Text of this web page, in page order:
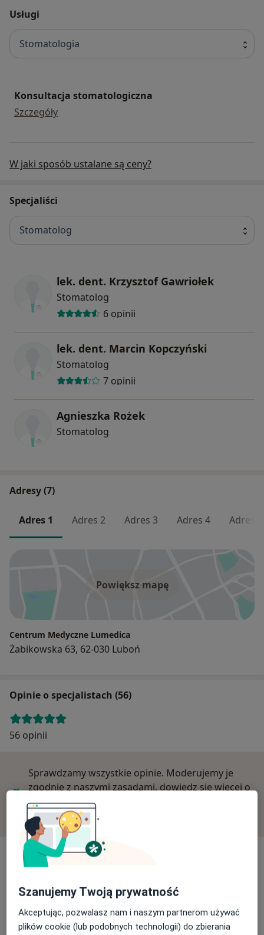
Usługi
Stomatologia
Konsultacja stomatologiczna
SzczegółyKonsultacja stomatologiczna
W jaki sposób ustalane są ceny?
Specjaliści
Stomatolog
lek. dent. Krzysztof Gawriołek
Stomatolog
6 opinii
lek. dent. Marcin Kopczyński
Stomatolog
7 opinii
Agnieszka Rożek
Stomatolog
Adresy (7)
Adres 1 Adres 2 Adres 3 Adres 4 Adres 5
Powiększ mapę
Centrum Medyczne Lumedica
Żabikowska 63, 62-030 Luboń
Opinie o specjalistach (56)
56 opinii
Sprawdzamy wszystkie opinie. Moderujemy je
zgodnie z naszymi zasadami, dowiedz się więcej o
opiniach i sposobie obliczania gwiazdek na
Dowiedz się więcej
Szukaj w opiniach
Szanujemy Twoją prywatność
Akceptując, pozwalasz nam i naszym partnerom używać
plików cookie (lub podobnych technologii) do zbierania